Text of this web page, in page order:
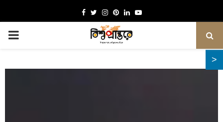
Facebook
TwitterInstagram
Pinterest
LinkedinYoutube
PRIMARY